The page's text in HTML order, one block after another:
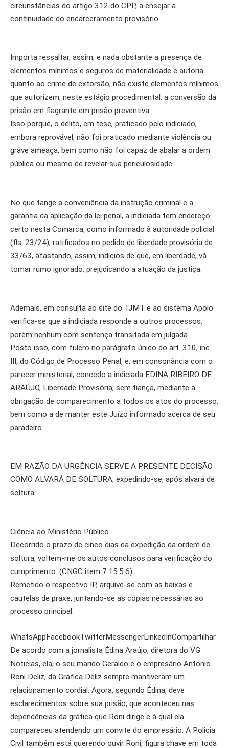
circunstâncias do artigo 312 do CPP, a ensejar a
continuidade do encarceramento provisório.
Importa ressaltar, assim, e nada obstante a presença de
elementos mínimos e seguros de materialidade e autoria
quanto ao crime de extorsão, não existe elementos mínimos
que autorizem, neste estágio procedimental, a conversão da
prisão em flagrante em prisão preventiva.
Isso porque, o delito, em tese, praticado pelo indiciado,
embora reprovável, não foi praticado mediante violência ou
grave ameaça, bem como não foi capaz de abalar a ordem
pública ou mesmo de revelar sua periculosidade.
No que tange a conveniência da instrução criminal e a
garantia da aplicação da lei penal, a indiciada tem endereço
certo nesta Comarca, como informado à autoridade policial
(fls. 23/24), ratificados no pedido de liberdade provisória de
33/63, afastando, assim, indícios de que, em liberdade, vá
tomar rumo ignorado, prejudicando a atuação da justiça.
Ademais, em consulta ao site do TJMT e ao sistema Apolo
verifica-se que a indiciada responde a outros processos,
porém nenhum com sentença transitada em julgada.
Posto isso, com fulcro no parágrafo único do art. 310, inc.
III, do Código de Processo Penal, e, em consonância com o
parecer ministerial, concedo a indiciada EDINA RIBEIRO DE
ARAÚJO, Liberdade Provisória, sem fiança, mediante a
obrigação de comparecimento a todos os atos do processo,
bem como a de manter este Juízo informado acerca de seu
paradeiro.
EM RAZÃO DA URGÊNCIA SERVE A PRESENTE DECISÃO
COMO ALVARÁ DE SOLTURA, expedindo-se, após alvará de
soltura.
Ciência ao Ministério Público.
Decorrido o prazo de cinco dias da expedição da ordem de
soltura, voltem-me os autos conclusos para verificação do
cumprimento. (CNGC item 7.15.5.6)
Remetido o respectivo IP, arquive-se com as baixas e
cautelas de praxe, juntando-se as cópias necessárias ao
processo principal.
WhatsAppFacebookTwitterMessengerLinkedInCompartilhar
De acordo com a jornalista Édina Araújo, diretora do VG
Noticias, ela, o seu marido Geraldo e o empresário Antonio
Roni Deliz, da Gráfica Deliz sempre mantiveram um
relacionamento cordial. Agora, segundo Édina, deve
esclarecimentos sobre sua prisão, que aconteceu nas
dependências da gráfica que Roni dirige e à qual ela
compareceu atendendo um convite do empresário. A Policia
Civil também está querendo ouvir Roni, figura chave em toda